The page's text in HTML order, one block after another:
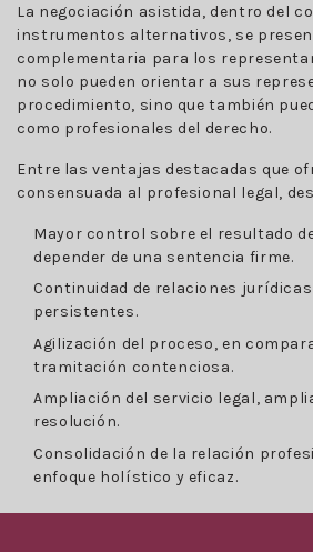
La negociación asistida, dentro del
instrumentos alternativos, se
complementaria para los
no solo pueden orientar a sus
procedimiento, sino que también
como profesionales del derecho.
Entre las ventajas destacadas que
consensuada al profesional legal,
Mayor control sobre el resultado
depender de una sentencia firme.
Continuidad de relaciones
persistentes.
Agilización del proceso, en
tramitación contenciosa.
Ampliación del servicio legal,
resolución.
Consolidación de la relación
enfoque holístico y eficaz.